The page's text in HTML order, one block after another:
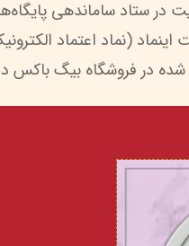
شده در فروشگاه بیگ